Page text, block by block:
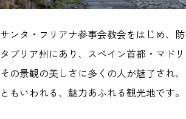
サンタ・フリアナ参事会教会をはじめ、
タブリア州にあり、スペイン首都・マド
その景観の美しさに多くの人が魅了され
ともいわれる、魅力あふれる観光地です。